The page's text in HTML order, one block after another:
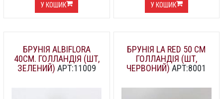
У КОШИК У КОШИК
БРУНІЯ ALBIFLORA
40СМ. ГОЛЛАНДІЯ (ШТ,
ЗЕЛЕНИЙ) АРТ:11009
БРУНІЯ LA RED 50 СМ
ГОЛЛАНДІЯ (ШТ,
ЧЕРВОНИЙ) АРТ:8001